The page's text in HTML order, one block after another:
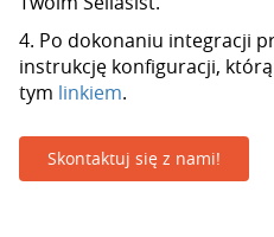
4. Po dokonaniu integracji
instrukcję konfiguracji,
tym linkiem.
Skontaktuj się z nami!